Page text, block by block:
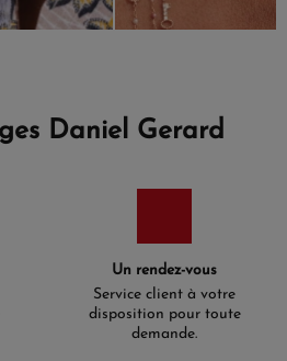
Daniel Gerard
Un rendez-vous
Service client à votre
disposition pour toute
demande.